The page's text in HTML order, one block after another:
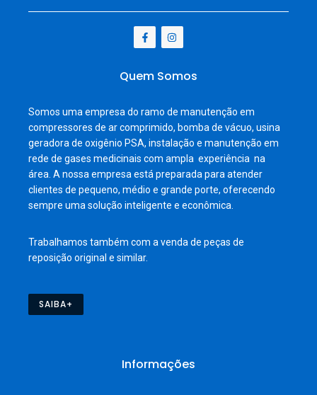
Quem Somos
Somos uma empresa do ramo de manutenção em
compressores de ar comprimido, bomba de vácuo, usina
geradora de oxigênio PSA, instalação e manutenção em
rede de gases medicinais com ampla experiência na
área. A nossa empresa está preparada para atender
clientes de pequeno, médio e grande porte, oferecendo
sempre uma solução inteligente e econômica.
Trabalhamos também com a venda de peças de
reposição original e similar.
SAIBA+
Informações